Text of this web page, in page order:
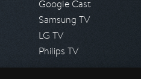
Google Cast
Samsung TV
LG TV
Philips TV